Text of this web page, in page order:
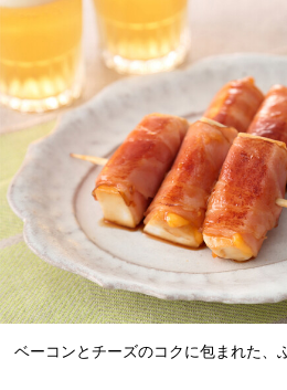
ベーコンとチーズのコクに包まれた、